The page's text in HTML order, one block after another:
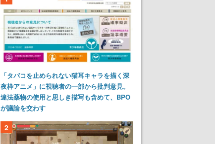
「タバコを止められない猫耳キャラを描く深
夜枠アニメ」に視聴者の一部から批判意見。
違法薬物の使用と思しき描写も含めて、BPO
が議論を交わす
2